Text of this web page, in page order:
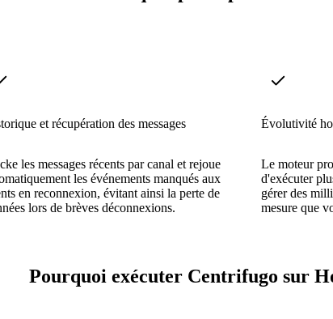
et récupération des messages
les messages récents par canal et rejoue
les événements manqués aux
en reconnexion, évitant ainsi la perte de
lors de brèves déconnexions.
Évolutivité
Le moteur
d'exécuter
gérer des
mesure que
Pourquoi exécuter Centrifugo sur